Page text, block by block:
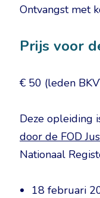
Ontvangst met
Prijs voor
€ 50 (leden
Deze opleiding
door de FOD
Nationaal
18 februari